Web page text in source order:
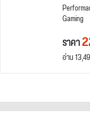
Gaming
ราคา
อ่าน